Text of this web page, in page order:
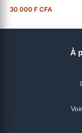
30 000 F CFA
À